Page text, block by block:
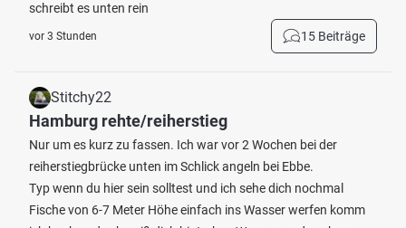
schreibt es unten rein
vor 3 Stunden 15 Beiträge
Stitchy22
Hamburg rehte/reiherstieg
Nur um es kurz zu fassen. Ich war vor 2 Wochen bei der
reiherstiegbrücke unten im Schlick angeln bei Ebbe.
Typ wenn du hier sein solltest und ich sehe dich nochmal
Fische von 6-7 Meter Höhe einfach ins Wasser werfen komm